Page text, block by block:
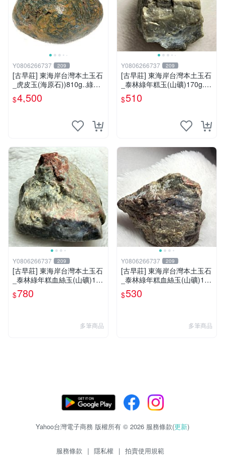
Y0806266737 209
[古早莊] 東海岸台灣本土玉石
_虎皮玉(海原石))810g..綠01
$4,500
Y0806266737 209
[古早莊] 東海岸台灣本土玉石
_泰林綠年糕玉(山礦)170g..Q
Q.溫潤.雕刻上選好料_綠002
$510
Y0806266737 209
[古早莊] 東海岸台灣本土玉石
_泰林綠年糕血絲玉(山礦)130
g..QQ.溫潤.雕刻上選好料_綠
009
$780
多筆商品
Y0806266737 209
[古早莊] 東海岸台灣本土玉石
_泰林綠年糕血絲玉(山礦)175
g..QQ.溫潤.雕刻上選好料_綠
005
$530
多筆商品
Yahoo台灣電子商務 版權所有 © 2026 服務條款(更新)
服務條款 | 隱私權 | 拍賣使用規範